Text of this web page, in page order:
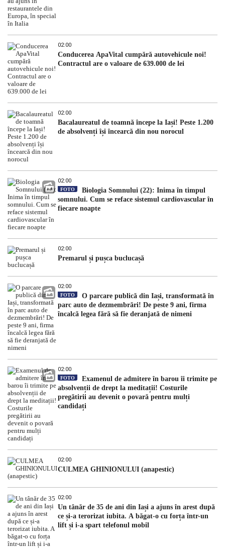
02:00
Conducerea ApaVital cumpără autovehicule noi!
Contractul are o valoare de 639.000 de lei
02:00
Bacalaureatul de toamnă începe la Iași! Peste 1.200
de absolvenți își încearcă din nou norocul
02:00
FOTO
Biologia Somnului (22): Inima în timpul
somnului. Cum se reface sistemul cardiovascular în
fiecare noapte
02:00
Premarul și pușca buclucașă
02:00
FOTO
O parcare publică din Iași, transformată în
parc auto de dezmembrări! De peste 9 ani, firma
încalcă legea fără să fie deranjată de nimeni
02:00
FOTO
Examenul de admitere în barou îi trimite pe
absolvenții de drept la meditații! Costurile
pregătirii au devenit o povară pentru mulți
candidați
02:00
CULMEA GHINIONULUI (anapestic)
02:00
Un tânăr de 35 de ani din Iași a ajuns în arest după
ce și-a terorizat iubita. A băgat-o cu forța într-un
lift și i-a spart telefonul mobil